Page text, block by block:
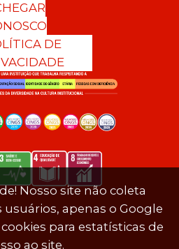
DE
Nosso site não coleta
apenas o Google
para estatísticas de
ao site.